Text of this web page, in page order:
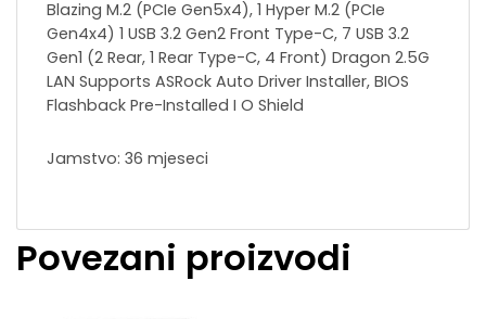
Blazing M.2 (PCIe Gen5x4), 1 Hyper M.2 (PCIe
Gen4x4) 1 USB 3.2 Gen2 Front Type-C, 7 USB 3.2
Gen1 (2 Rear, 1 Rear Type-C, 4 Front) Dragon 2.5G
LAN Supports ASRock Auto Driver Installer, BIOS
Flashback Pre-Installed I O Shield
Jamstvo: 36 mjeseci
Povezani proizvodi